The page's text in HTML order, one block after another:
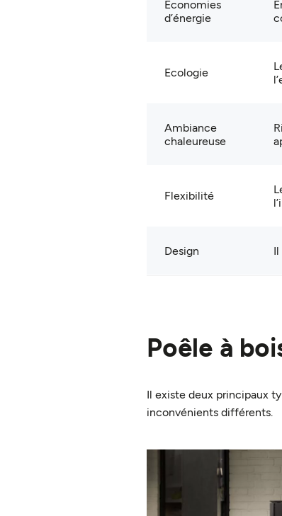
écologique, utilisable toute l'année
Poêle à accumulation Orion
Economies
d’énergie
Ecologie
Ambiance
chaleureuse
Flexibilité
Design Il
Poêle à
Il existe deux principaux
inconvénients différents.